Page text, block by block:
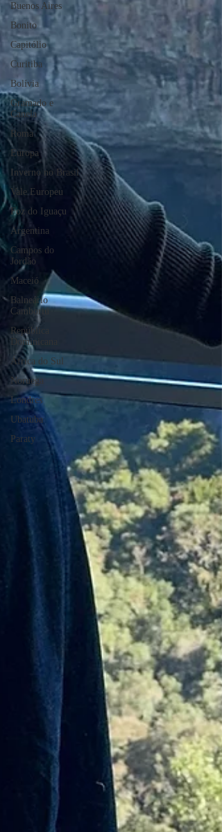
Buenos Aires
Bonito
Capitólio
Curitiba
Bolívia
Gramado e
Canela
Roma
Europa
Inverno no Brasil
Vale Europeu
Foz do Iguaçu
Argentina
Campos do
Jordão
Maceió
Balneário
Camboriú
República
Dominicana
África do Sul
Noruega
Londres
Ubatuba
Paraty